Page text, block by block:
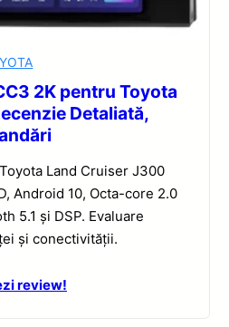
2K pentru Toyota
Detaliată,
Land Cruiser J300
Android 10, Octa-core 2.0
5.1 și DSP. Evaluare
și conectivității.
review!